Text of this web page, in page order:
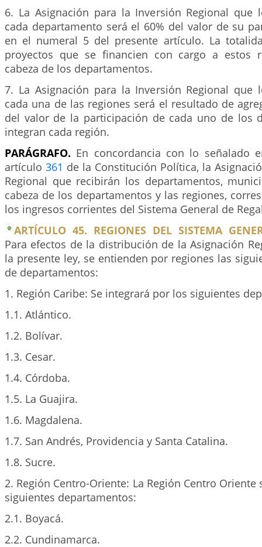
6. La Asignación para la Inversión Regional que
cada departamento será el 60% del valor de su
en el numeral 5 del presente artículo. La
proyectos que se financien con cargo a estos
cabeza de los departamentos.
7. La Asignación para la Inversión Regional que
cada una de las regiones será el resultado de
del valor de la participación de cada uno de los
integran cada región.
PARÁGRAFO. En concordancia con lo señalado
artículo 361 de la Constitución Política, la
Regional que recibirán los departamentos,
cabeza de los departamentos y las regiones,
los ingresos corrientes del Sistema General de
ARTÍCULO 45. REGIONES DEL SISTEMA
Para efectos de la distribución de la Asignación
la presente ley, se entienden por regiones las
de departamentos:
1. Región Caribe: Se integrará por los siguientes
1.1. Atlántico.
1.2. Bolívar.
1.3. Cesar.
1.4. Córdoba.
1.5. La Guajira.
1.6. Magdalena.
1.7. San Andrés, Providencia y Santa Catalina.
1.8. Sucre.
2. Región Centro-Oriente: La Región Centro
siguientes departamentos:
2.1. Boyacá.
2.2. Cundinamarca.